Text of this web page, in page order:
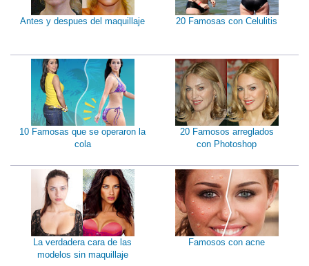
Antes y despues del maquillaje 20 Famosas con Celulitis
10 Famosas que se operaron la
cola
20 Famosos arreglados
con Photoshop
La verdadera cara de las
modelos sin maquillaje
Famosos con acne